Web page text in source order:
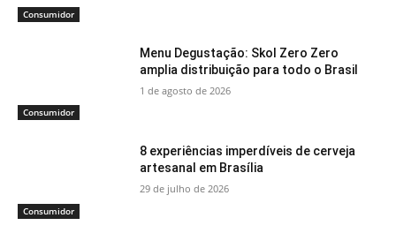
Consumidor
Consumidor
Menu Degustação: Skol Zero Zero
amplia distribuição para todo o Brasil
1 de agosto de 2026
Consumidor
8 experiências imperdíveis de cerveja
artesanal em Brasília
29 de julho de 2026